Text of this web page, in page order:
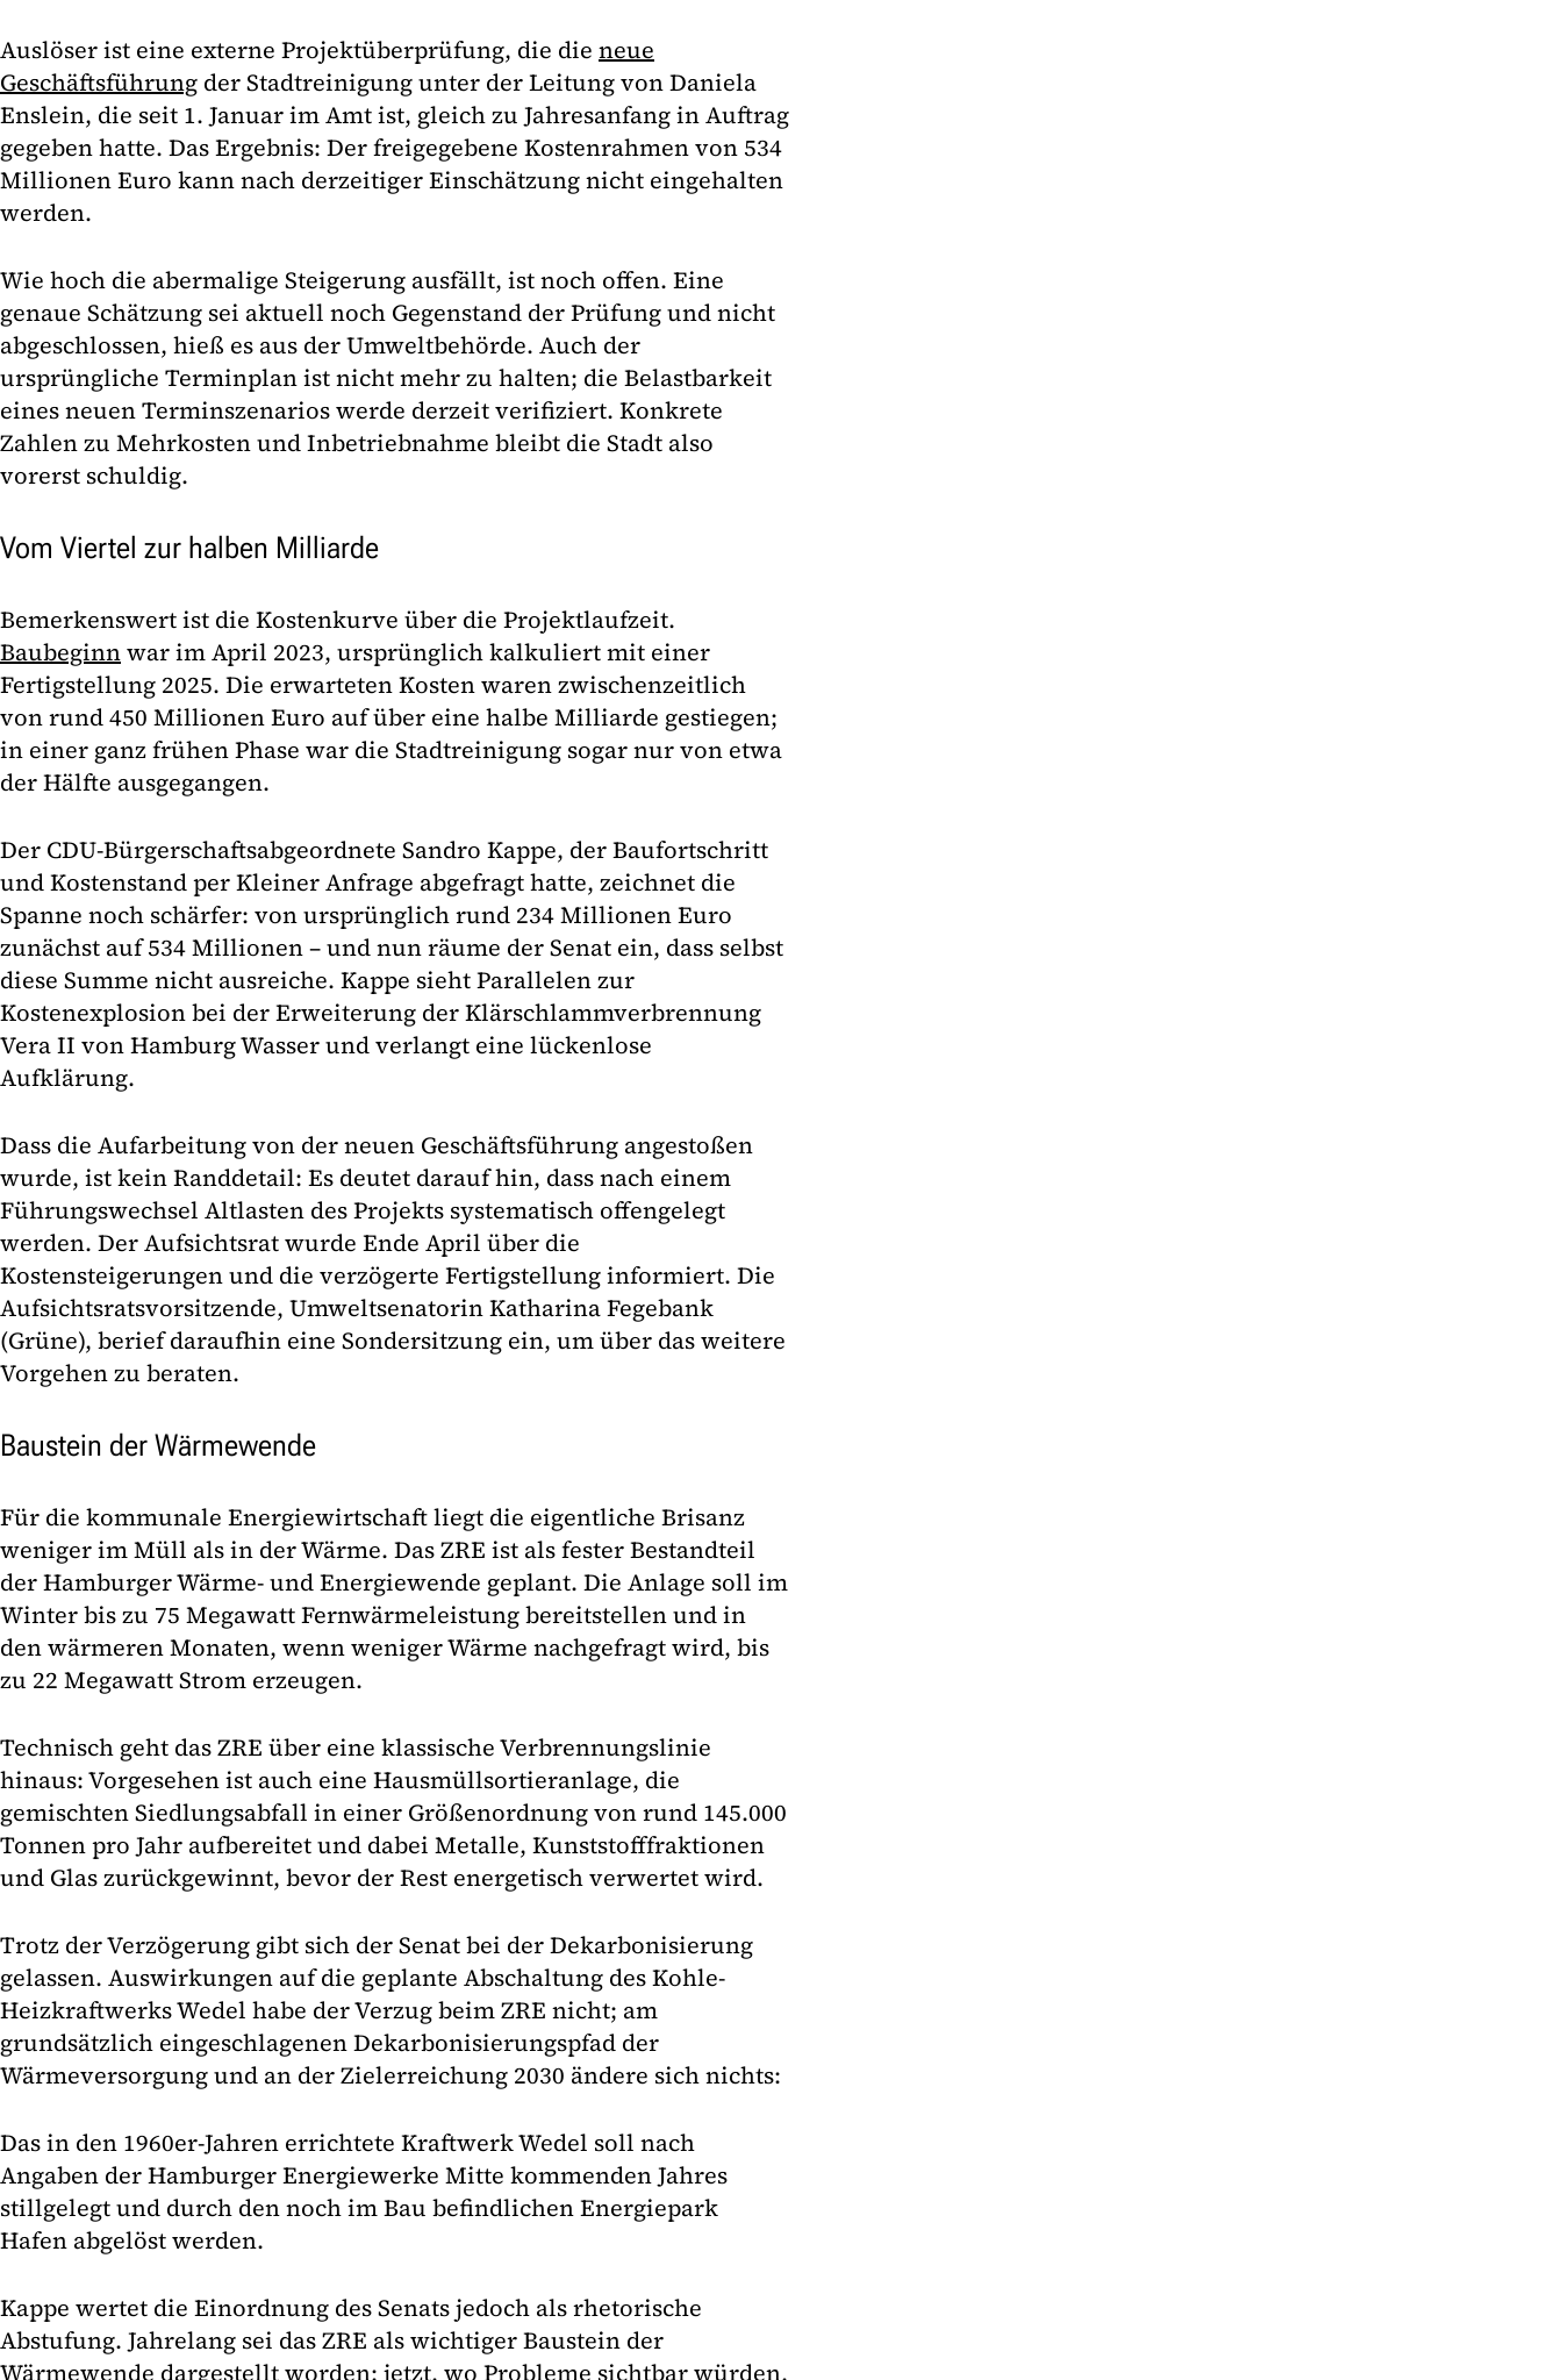
Auslöser ist eine externe Projektüberprüfung, die die neue
Geschäftsführung der Stadtreinigung unter der Leitung von Daniela
Enslein, die seit 1. Januar im Amt ist, gleich zu Jahresanfang in Auftrag
gegeben hatte. Das Ergebnis: Der freigegebene Kostenrahmen von 534
Millionen Euro kann nach derzeitiger Einschätzung nicht eingehalten
werden.
Wie hoch die abermalige Steigerung ausfällt, ist noch offen. Eine
genaue Schätzung sei aktuell noch Gegenstand der Prüfung und nicht
abgeschlossen, hieß es aus der Umweltbehörde. Auch der
ursprüngliche Terminplan ist nicht mehr zu halten; die Belastbarkeit
eines neuen Terminszenarios werde derzeit verifiziert. Konkrete
Zahlen zu Mehrkosten und Inbetriebnahme bleibt die Stadt also
vorerst schuldig.
Vom Viertel zur halben Milliarde
Bemerkenswert ist die Kostenkurve über die Projektlaufzeit.
Baubeginnwar im April 2023, ursprünglich kalkuliert mit einer
Fertigstellung 2025. Die erwarteten Kosten waren zwischenzeitlich
von rund 450 Millionen Euro auf über eine halbe Milliarde gestiegen;
in einer ganz frühen Phase war die Stadtreinigung sogar nur von etwa
der Hälfte ausgegangen.
Der CDU-Bürgerschaftsabgeordnete Sandro Kappe, der Baufortschritt
und Kostenstand per Kleiner Anfrage abgefragt hatte, zeichnet die
Spanne noch schärfer: von ursprünglich rund 234 Millionen Euro
zunächst auf 534 Millionen – und nun räume der Senat ein, dass selbst
diese Summe nicht ausreiche. Kappe sieht Parallelen zur
Kostenexplosion bei der Erweiterung der Klärschlammverbrennung
Vera II von Hamburg Wasser und verlangt eine lückenlose
Aufklärung.
Dass die Aufarbeitung von der neuen Geschäftsführung angestoßen
wurde, ist kein Randdetail: Es deutet darauf hin, dass nach einem
Führungswechsel Altlasten des Projekts systematisch offengelegt
werden. Der Aufsichtsrat wurde Ende April über die
Kostensteigerungen und die verzögerte Fertigstellung informiert. Die
Aufsichtsratsvorsitzende, Umweltsenatorin Katharina Fegebank
(Grüne), berief daraufhin eine Sondersitzung ein, um über das weitere
Vorgehen zu beraten.
Baustein der Wärmewende
Für die kommunale Energiewirtschaft liegt die eigentliche Brisanz
weniger im Müll als in der Wärme. Das ZRE ist als fester Bestandteil
der Hamburger Wärme- und Energiewende geplant. Die Anlage soll im
Winter bis zu 75 Megawatt Fernwärmeleistung bereitstellen und in
den wärmeren Monaten, wenn weniger Wärme nachgefragt wird, bis
zu 22 Megawatt Strom erzeugen.
Technisch geht das ZRE über eine klassische Verbrennungslinie
hinaus: Vorgesehen ist auch eine Hausmüllsortieranlage, die
gemischten Siedlungsabfall in einer Größenordnung von rund 145.000
Tonnen pro Jahr aufbereitet und dabei Metalle, Kunststofffraktionen
und Glas zurückgewinnt, bevor der Rest energetisch verwertet wird.
Trotz der Verzögerung gibt sich der Senat bei der Dekarbonisierung
gelassen. Auswirkungen auf die geplante Abschaltung des Kohle-
Heizkraftwerks Wedel habe der Verzug beim ZRE nicht; am
grundsätzlich eingeschlagenen Dekarbonisierungspfad der
Wärmeversorgung und an der Zielerreichung 2030 ändere sich nichts:
Das in den 1960er-Jahren errichtete Kraftwerk Wedel soll nach
Angaben der Hamburger Energiewerke Mitte kommenden Jahres
stillgelegt und durch den noch im Bau befindlichen Energiepark
Hafen abgelöst werden.
Kappe wertet die Einordnung des Senats jedoch als rhetorische
Abstufung. Jahrelang sei das ZRE als wichtiger Baustein der
Wärmewende dargestellt worden; jetzt, wo Probleme sichtbar würden,